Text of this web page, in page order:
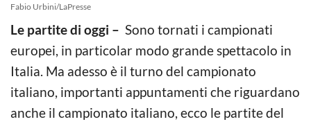
Fabio Urbini/LaPresse
Le partite di oggi – Sono tornati i campionati
europei, in particolar modo grande spettacolo in
Italia. Ma adesso è il turno del campionato
italiano, importanti appuntamenti che riguardano
anche il campionato italiano, ecco le partite del